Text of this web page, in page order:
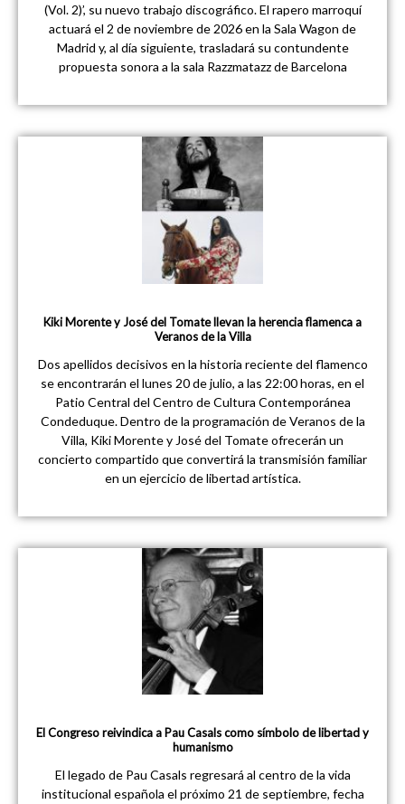
(Vol. 2)’, su nuevo trabajo discográfico. El rapero marroquí
actuará el 2 de noviembre de 2026 en la Sala Wagon de
Madrid y, al día siguiente, trasladará su contundente
propuesta sonora a la sala Razzmatazz de Barcelona
Kiki Morente y José del Tomate llevan la herencia flamenca a
Veranos de la Villa
Dos apellidos decisivos en la historia reciente del flamenco
se encontrarán el lunes 20 de julio, a las 22:00 horas, en el
Patio Central del Centro de Cultura Contemporánea
Condeduque. Dentro de la programación de Veranos de la
Villa, Kiki Morente y José del Tomate ofrecerán un
concierto compartido que convertirá la transmisión familiar
en un ejercicio de libertad artística.
El Congreso reivindica a Pau Casals como símbolo de libertad y
humanismo
El legado de Pau Casals regresará al centro de la vida
institucional española el próximo 21 de septiembre, fecha